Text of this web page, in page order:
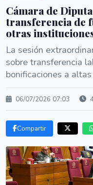
Cámara de
transferencia de
otras
La sesión
sobre transferencia
bonificaciones a
06/07/2026 07:03
Compartir